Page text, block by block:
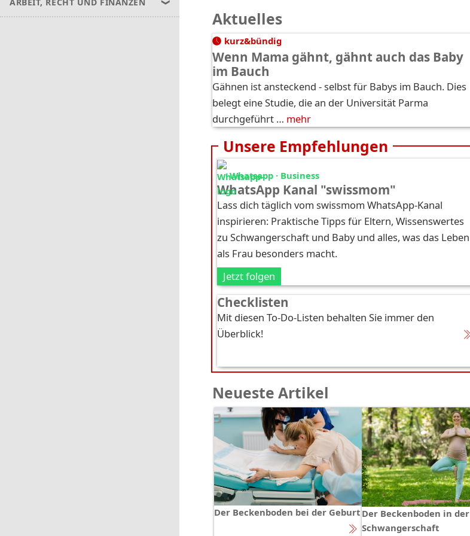
Aktuelles
kurz&bündig
Wenn Mama gähnt, gähnt auch das Baby
im Bauch
Gähnen ist ansteckend - selbst für Babys im Bauch. Dies
belegt eine Studie, die an der Universität Parma
durchgeführt … mehr
Unsere Empfehlungen
Whatsapp · Business
WhatsApp Kanal "swissmom"
Lass dich täglich vom swissmom WhatsApp-Kanal
inspirieren: Praktische Tipps für Eltern, Wissenswertes
zu Schwangerschaft und Baby und alles, was das Leben
als Frau besonders macht.
Jetzt folgen
Checklisten
Mit diesen To-Do-Listen behalten Sie immer den
Überblick!
Neueste Artikel
Der Beckenboden bei der Geburt Der Beckenboden in der
Schwangerschaft